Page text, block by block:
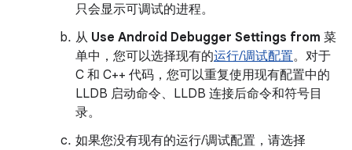
只会显示可调试的进程。
从 Use Android Debugger Settings from 菜
单中，您可以选择现有的运行/调试配置。对于
C 和 C++ 代码，您可以重复使用现有配置中的
LLDB 启动命令、LLDB 连接后命令和符号目
录。
如果您没有现有的运行/调试配置，请选择